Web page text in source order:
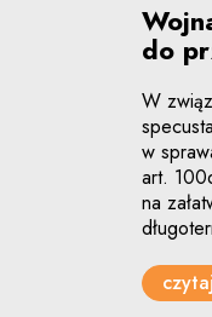
do
W
w
art.
na